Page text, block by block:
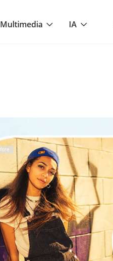
Multimedia IA